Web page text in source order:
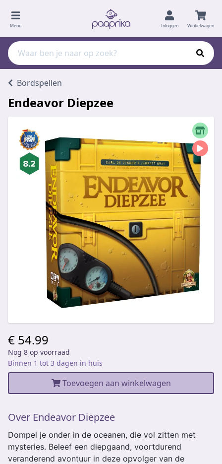
Menu Inloggen Winkelwagen
Bordspellen
Endeavor Diepzee
€ 54.99
Nog 8 op voorraad
Binnen 1 tot 3 dagen in huis
Toevoegen aan winkelwagen
Over Endeavor Diepzee
Dompel je onder in de oceanen, die vol zitten met
mysteries. Beleef een diepgaand, voortdurend
veranderend avontuur in deze opvolger van de